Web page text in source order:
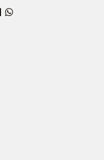
Dailymotion